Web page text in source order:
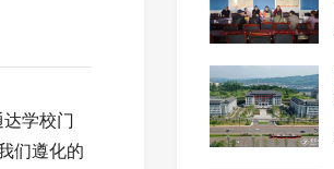
学校门
们遵化的